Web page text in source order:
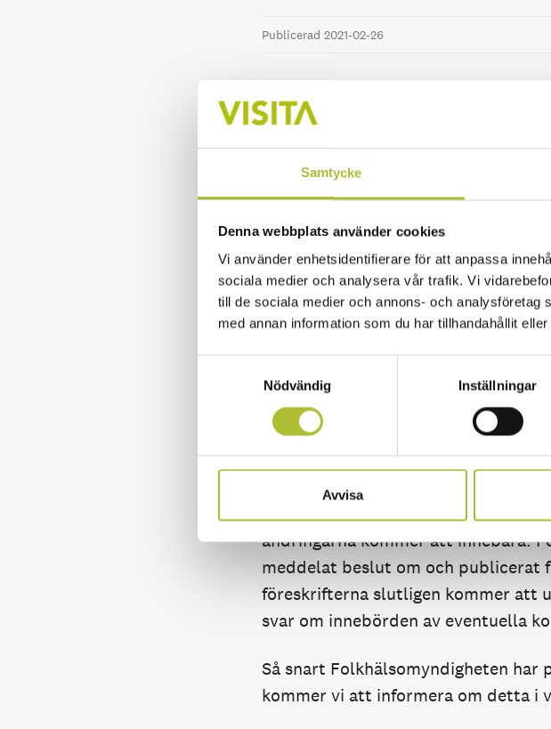
Samtycke
Denna webbplats använder cookies
Vi använder enhetsidentifierare för att anpassa
sociala medier och analysera vår trafik. Vi
till de sociala medier och annons- och
med annan information som du har tillhandahållit
Nödvändig
Inställningar
Avvisa
Publicerad 2021-02-26
Ändringarna föreslås träda i kraft på
följande:
• Serveringsställen som serverar
11.00, övriga serveringsställen ska
• Efter kl. 20.30 får
dryck.
• På serveringsställen som utgör en
Visita har gett in remissyttrande
remissyttrandet framför vi bland
serveringsställen kl. 20.30 och att
stöd till företagen.
Visita får för närvarande många
ändringarna kommer att innebära.
meddelat beslut om och publicerat
föreskrifterna slutligen kommer att
svar om innebörden av eventuella
Så snart Folkhälsomyndigheten
kommer vi att informera om detta i